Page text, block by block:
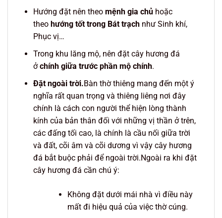
Hướng đặt nên theo mệnh gia chủhoặc
theo hướng tốt trong Bát trạchnhư Sinh khí,
Phục vị…
Trong khu lăng mộ, nên đặt cây hương đá
ởchính giữa trước phần mộ chính.
Đặt ngoài trời.Bàn thờ thiêng mang đến một ý
nghĩa rất quan trọng và thiêng liêng nơi đây
chính là cách con người thể hiện lòng thành
kính của bản thân đối với những vị thần ở trên,
các đấng tối cao, là chính là cầu nối giữa trời
và đất, cõi âm và cõi dương vì vậy cây hương
đá bắt buộc phải để ngoài trời.Ngoài ra khi đặt
cây hương đá cần chú ý:
Không đặt dưới mái nhà vì điều này
mất đi hiệu quả của việc thờ cúng.